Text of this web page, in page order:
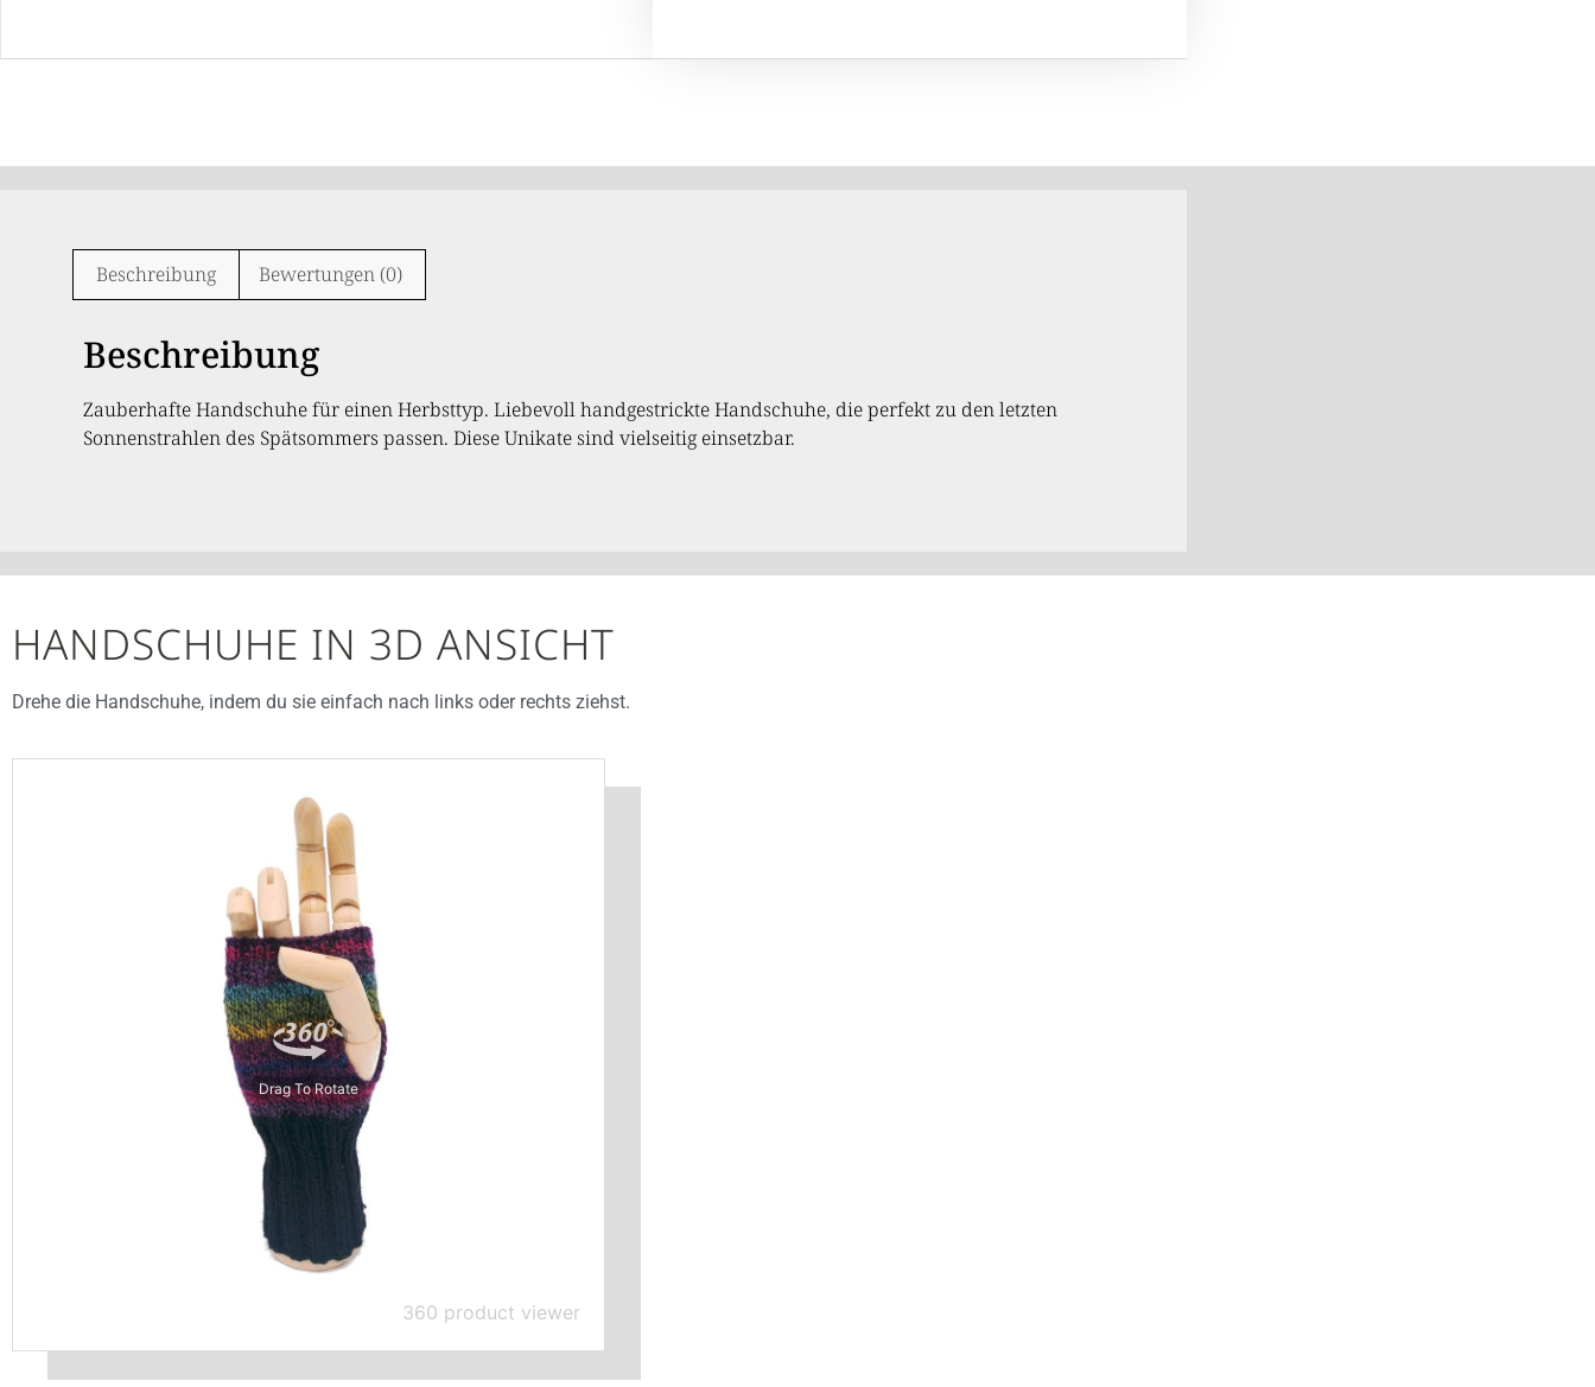
Beschreibung Bewertungen (0)
Beschreibung
Zauberhafte Handschuhe für einen Herbsttyp. Liebevoll handgestrickte Handschuhe, die perfekt zu den letzten
Sonnenstrahlen des Spätsommers passen. Diese Unikate sind vielseitig einsetzbar.
HANDSCHUHE IN 3D ANSICHT
Drehe die Handschuhe, indem du sie einfach nach links oder rechts ziehst.
360 product viewer
Drag To Rotate